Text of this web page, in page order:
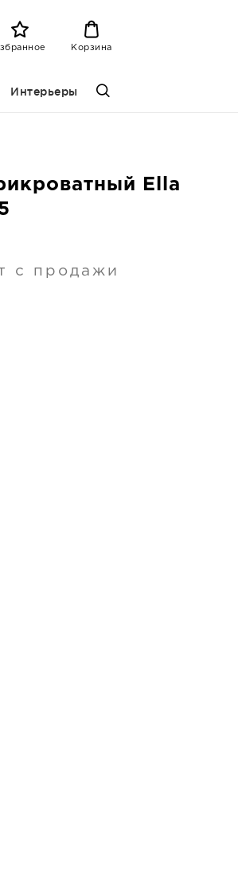
Корзина
Интерьеры
Ella
с продажи